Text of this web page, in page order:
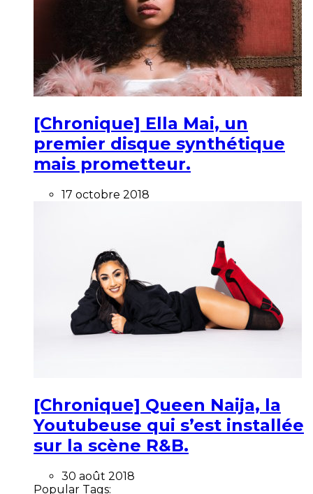
[Chronique] Ella Mai, un
premier disque synthétique
mais prometteur.
17 octobre 2018
[Chronique] Queen Naija, la
Youtubeuse qui s’est installée
sur la scène R&B.
30 août 2018
Popular Tags: